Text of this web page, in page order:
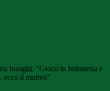
Inzaghi: "Gioco in Indonesia e
ecco il motivo"